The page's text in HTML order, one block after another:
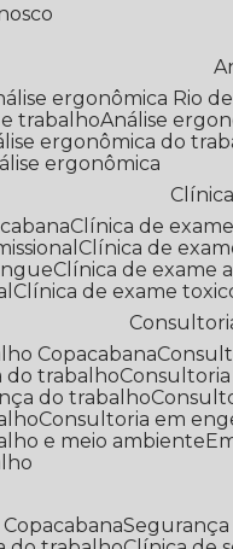
ergonômica Rio
trabalho Análise
ergonômica do
ergonômica
Clínica de
Clínica de
Clínica de exame
Clínica de exame
Copacabana
do trabalho
do trabalho
Consultoria em
e meio ambiente